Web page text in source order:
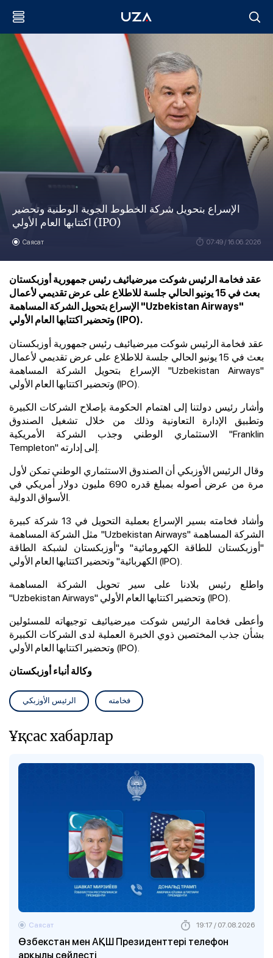
الإسراع بتحويل شركة الخطوط الجوية الوطنية وتحضير
اكتتابها العام الأولي (IPO)
Саясат 07:49 / 16.06.2026
عقد فخامة الرئيس شوكت ميرضيائيف رئيس جمهورية أوزبكستان
بعث في 15 يونيو الحالي جلسة للاطلاع على عرض تقديمي لأعمال
الإسراع بتحويل الشركة المساهمة "Uzbekistan Airways"
وتحضير اكتتابها العام الأولي (IPO).
عقد فخامة الرئيس شوكت ميرضيائيف رئيس جمهورية أوزبكستان
بعث في 15 يونيو الحالي جلسة للاطلاع على عرض تقديمي لأعمال
الإسراع بتحويل الشركة المساهمة "Uzbekistan Airways"
وتحضير اكتتابها العام الأولي (IPO).
وأشار رئيس دولتنا إلى اهتمام الحكومة بإصلاح الشركات الكبيرة
وتطبيق الإدارة التعاونية وذلك من خلال تشغيل الصندوق
الاستثماري الوطني وجذب الشركة الأمريكية "Franklin
Templeton
" إلى إدارته.
وقال الرئيس الأوزبكي أن الصندوق الاستثماري الوطني تمكن لأول
مرة من عرض أصوله بمبلغ قدره 690 مليون دولار أمريكي في
الأسواق الدولية.
وأشاد فخامته بسير الإسراع بعملية التحويل في 13 شركة كبيرة
مثل الشركة المساهمة "Uzbekistan Airways" الشركة المساهمة
"أوزبكستان للطاقة الكهرومائية" و"أوزبكستان لشبكة الطاقة
الكهربائية" وتحضير اكتتابها العام الأولي (IPO).
واطلع رئيس بلادنا على سير تحويل الشركة المساهمة
"Uzbekistan Airways " وتحضير اكتتابها العام الأولي (IPO).
وأعطى فخامة الرئيس شوكت ميرضيائيف توجيهاته للمسئولين
بشأن جذب المختصين ذوي الخبرة العملية لدى الشركات الكبيرة
وتحضير اكتتابها العام الأولي (IPO).
وكالة أنباء أوزبكستان
الرئيس الأوزبكي فخامته
Ұқсас хабарлар
Өзбекстан мен АҚШ Президенттері телефон
арқылы сөйлесті
Саясат 19:17 / 07.08.2026